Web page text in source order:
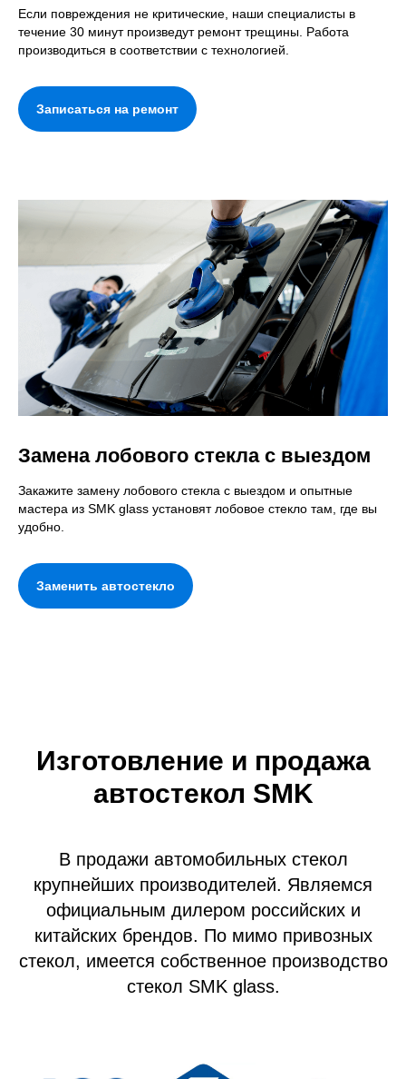
Если повреждения не критические, наши специалисты в
течение 30 минут произведут ремонт трещины. Работа
производиться в соответствии с технологией.
Записаться на ремонт
Замена лобового стекла с выездом
Закажите замену лобового стекла с выездом и опытные
мастера из SMK glass установят лобовое стекло там, где вы
удобно.
Заменить автостекло
Изготовление и продажа
автостекол SMK
В продажи автомобильных стекол
крупнейших производителей. Являемся
официальным дилером российских и
китайских брендов. По мимо привозных
стекол, имеется собственное производство
стекол SMK glass.